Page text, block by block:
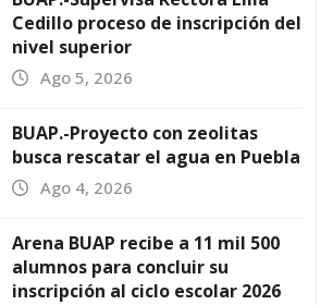
Cedillo proceso de inscripción del
nivel superior
Ago 5, 2026
BUAP.-Proyecto con zeolitas
busca rescatar el agua en Puebla
Ago 4, 2026
Arena BUAP recibe a 11 mil 500
alumnos para concluir su
inscripción al ciclo escolar 2026